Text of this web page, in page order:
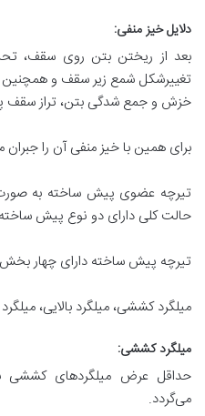
دلایل خیز منفی:
بعد از ریختن بتن روی سقف،
تغییرشکل شمع زیر سقف و
خزش و جمع شدگی بتن، تراز سقف
برای همین با خیز منفی آن را جبران
تیرچه عضوی پیش ساخته به صورت
حالت کلی دارای دو نوع پیش
تیرچه پیش ساخته دارای چهار
میلگرد کششی، میلگرد بالایی،
میلگرد کششی:
حداقل عرض میلگردهای کششی
می‌گردد.